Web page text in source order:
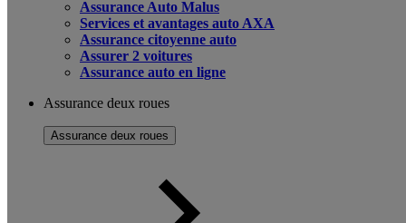
Assurance Auto Malus
Services et avantages auto AXA
Assurance citoyenne auto
Assurer 2 voitures
Assurance auto en ligne
Assurance deux roues
Assurance deux roues